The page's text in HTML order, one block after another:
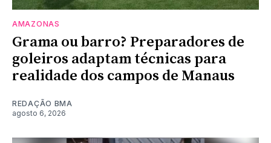
AMAZONAS
Grama ou barro? Preparadores de
goleiros adaptam técnicas para
realidade dos campos de Manaus
REDAÇÃO BMA
agosto 6, 2026